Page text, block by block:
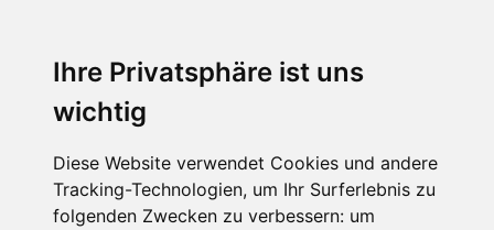
Ihre Privatsphäre ist uns
wichtig
Diese Website verwendet Cookies und andere
Tracking-Technologien, um Ihr Surferlebnis zu
folgenden Zwecken zu verbessern: um